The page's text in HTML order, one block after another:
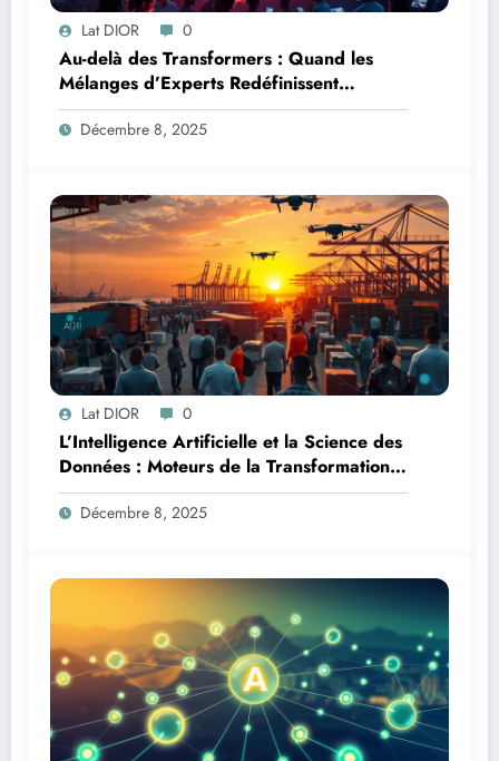
Lat DIOR 0
Au-delà des Transformers : Quand les
Mélanges d’Experts Redéfinissent
l’Efficacité de l’IA
Décembre 8, 2025
Lat DIOR 0
L’Intelligence Artificielle et la Science des
Données : Moteurs de la Transformation
Logistique et Infrastructures en Afrique
Décembre 8, 2025